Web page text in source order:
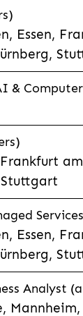
Essen,
&
Stuttgart
Essen,
Analyst